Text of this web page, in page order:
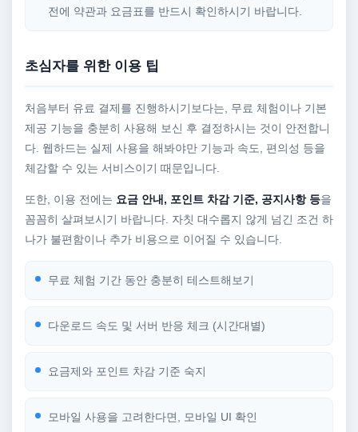
전에 약관과 요금표를 반드시 확인하시기 바랍니다.
초심자를 위한 이용 팁
처음부터 유료 결제를 진행하시기보다는, 무료 체험이나 기본
제공 기능을 충분히 사용해 보신 후 결정하시는 것이 안전합니
다. 웹하드는 실제 사용을 해봐야만 기능과 속도, 편의성 등을
체감할 수 있는 서비스이기 때문입니다.
또한, 이용 전에는 요금 안내, 포인트 차감 기준, 공지사항 등을
꼼꼼히 살펴보시기 바랍니다. 자칫 대수롭지 않게 넘긴 조건 하
나가 불편함이나 추가 비용으로 이어질 수 있습니다.
무료 체험 기간 동안 충분히 테스트해보기
다운로드 속도 및 서버 반응 체크 (시간대별)
요금제와 포인트 차감 기준 숙지
모바일 사용을 고려한다면, 모바일 UI 확인